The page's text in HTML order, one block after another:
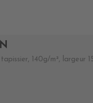
140g/m², largeur